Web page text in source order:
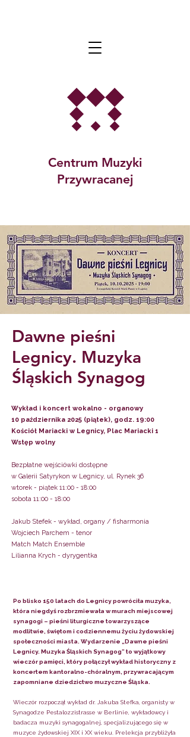
Centrum Muzyki
Przywracanej
Dawne pieśni
Legnicy. Muzyka
Śląskich Synagog
Wykład i koncert wokalno - organowy
10 października 2025 (piątek), godz. 19:00
Kościół Mariacki w Legnicy, Plac Mariacki 1
Wstęp wolny
Bezpłatne wejściówki dostępne
w Galerii Satyrykon w Legnicy, ul. Rynek 36
wtorek - piątek 11:00 - 18:00
sobota 11:00 - 18:00
Jakub Stefek - wykład, organy / fisharmonia
Wojciech Parchem - tenor
Match Match Ensemble
Lilianna Krych - dyrygentka
Po blisko 150 latach do Legnicy powróciła muzyka,
która niegdyś rozbrzmiewała w murach miejscowej
synagogi – pieśni liturgiczne towarzyszące
modlitwie, świętom i codziennemu życiu żydowskiej
społeczności miasta. Wydarzenie „Dawne pieśni
Legnicy. Muzyka Śląskich Synagog” to wyjątkowy
wieczór pamięci, który połączył wykład historyczny z
koncertem kantoralno-chóralnym, przywracającym
zapomniane dziedzictwo muzyczne Śląska.
Wieczór rozpoczął wykład dr. Jakuba Stefka, organisty w
Synagodze Pestalozzistrasse w Berlinie, wykładowcy i
badacza muzyki synagogalnej, specjalizującego się w
muzyce żydowskiej XIX i XX wieku. Prelekcja przybliżyła